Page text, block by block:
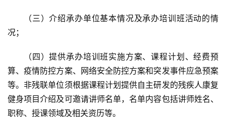
（三）介绍承办单位基本情况及承办培训班活动的情
况；
（四）提供承办培训班实施方案、课程计划、经费预
算、疫情防控方案、网络安全防控方案和突发事件应急预案
等。非残联单位须根据课程计划提供自主研发的残疾人康复
健身项目介绍及可邀请讲师名单，名单内容包括讲师姓名、
职称、授课领域及相关资历等。